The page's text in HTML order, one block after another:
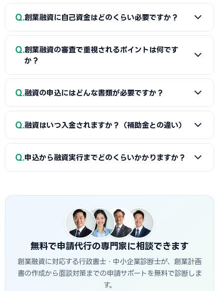
薦の「マル経融資」などが中心です。実績の浅い創業期で
も、原則無担保・無保証人で利用できる制度が複数ありま
A
一般的に「着手金（無料〜数万円）＋成功報酬（融資実
所もあります。融資額や難易度で異なるため、契約前に見積
もりと報酬条件を必ず確認しましょう。当サイトでは射水市
に対応した実績豊富な専門家を無料でご紹介しています。
Q 創業融資に自己資金はどのくらい必要ですか？
A
制度上の自己資金要件は緩和傾向にありますが、実務で
は希望融資額の1〜3割程度の自己資金があると審査で有利と
歴」です。通帳で計画的な資金準備を示せると評価が高まり
ます。一時的な借入による見せ金は逆効果なので避けましょ
Q 創業融資の審査で重視されるポイントは何です
か？
A
①自己資金の額と出所、②事業の経験・スキル、③創業
射水市の市場環境や自身の強みを踏まえた、堅実かつ実現可
能な計画ほど高く評価されます。創業融資代行はこの作り込
Q 融資の申込にはどんな書類が必要ですか？
A
一般的に、創業計画書、資金繰り表、見積書、自己資金
決算書などが必要です。創業融資代行はこれらの書類作成・
整備と不備チェックを代行し、面談で説明すべき要点まで準
Q 融資はいつ入金されますか？（補助金との違い）
A
融資は補助金と違い「前払い」です。審査通過・契約後
Q 申込から融資実行までどのくらいかかりますか？
資実行までおおむね3週間〜1.5か月程度が目安です。信用保
証協会・制度融資は金融機関と保証協会の二段階審査のた
め、もう少し時間がかかる場合があります。創業スケジュール
から逆算し、早めに準備を始めることが重要です。
無料で申請代行の専門家に相談できます
創業融資に対応する行政書士・中小企業診断士が、創業計画
書の作成から面談対策までの申請サポートを無料で診断しま
す。